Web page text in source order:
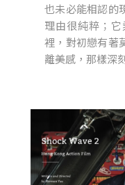
也未必能相認的
理由很純粹；
裡，對初戀有著
離美感，那樣深